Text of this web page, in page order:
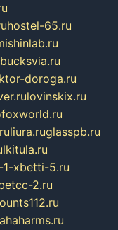
hostel-65.ru
doroga.ru
lovinskix.ru
liura.ruglasspb.ru
xbetti-5.ru
2.ru